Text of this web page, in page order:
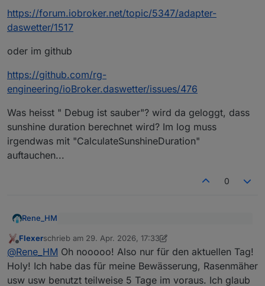
https://forum.iobroker.net/topic/5347/adapter-
daswetter/1517
oder im github
https://github.com/rg-
engineering/ioBroker.daswetter/issues/476
Was heisst " Debug ist sauber"? wird da geloggt, dass
sunshine duration berechnet wird? Im log muss
irgendwas mit "CalculateSunshineDuration"
auftauchen...
0
Rene_HM
auch auf Gefahr hin, dass die Frage schon mal
Thema sunduration. Leider ist nur der
Datenpunkt bei Day1 einmal enthalten.
Eine kurze Suche ohne KI bringt dich sofort zur
Erklärung:
https://forum.iobroker.net/topic/5347/adapter-
daswetter/1517
Offline
Flexerschrieb am 29. Apr. 2026, 17:33
zuletzt editiert von Flexer
@Rene_HM Oh nooooo! Also nur für den aktuellen Tag!
Holy! Ich habe das für meine Bewässerung, Rasenmäher
usw usw benutzt teilweise 5 Tage im voraus. Ich glaub